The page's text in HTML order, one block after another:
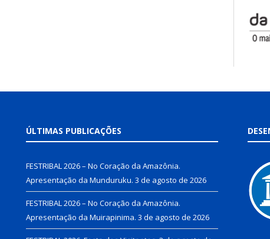
ÚLTIMAS PUBLICAÇÕES
FESTRIBAL 2026 – No Coração da Amazônia.
Apresentação da Munduruku. 3 de agosto de 2026
FESTRIBAL 2026 – No Coração da Amazônia.
Apresentação da Muirapinima. 3 de agosto de 2026